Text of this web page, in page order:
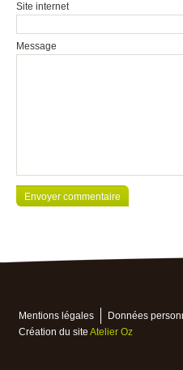
Site internet
Message
Mentions légales Données
Création du site Atelier Oz